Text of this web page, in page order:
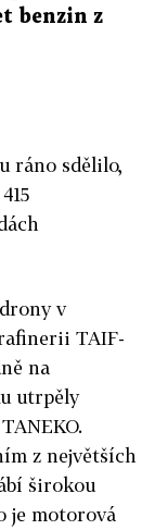
benzin z
ráno sdělilo,
v
TAIF-
na
utrpěly
z největších
širokou
je motorová